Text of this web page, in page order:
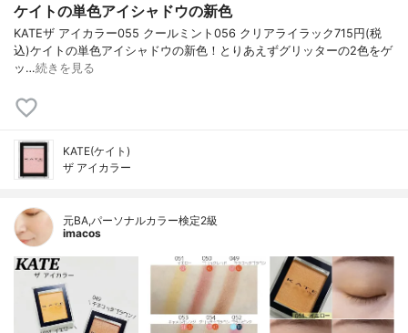
ケイトの単色アイシャドウの新色
KATE ザ アイカラー 055 クールミント 056 クリアライラック 715円(税
込) ケイトの単色アイシャドウの新色！ とりあえずグリッターの2色をゲ
ッ…続きを見る
KATE(ケイト)
ザ アイカラー
元BA,パーソナルカラー検定2級
imacos